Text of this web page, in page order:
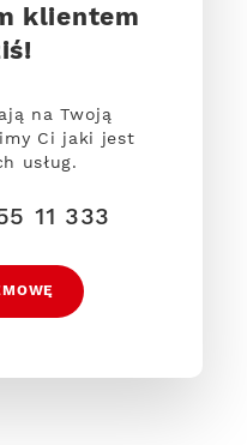
klientem
na Twoją
Ci jaki jest
usług.
11 333